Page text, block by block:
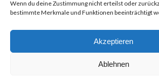
Wenn du deine Zustimmung nicht erteilst oder
bestimmte Merkmale und Funktionen beeinträchtigt
Akzeptieren
Ablehnen